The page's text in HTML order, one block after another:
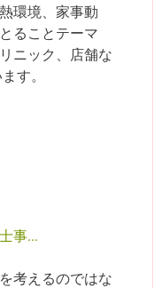
環境、家事動
ることテーマ
ニック、店舗な
す。
事...
考えるのではな